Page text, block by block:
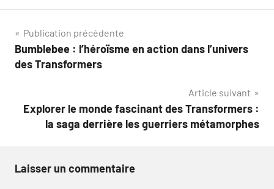
Navigation
de
Publication précédente
Bumblebee : l’héroïsme en action dans l’univers
des Transformers
Article suivant
Explorer le monde fascinant des Transformers :
la saga derrière les guerriers métamorphes
Laisser un commentaire